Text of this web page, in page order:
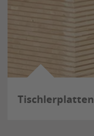
Tischlerplatten